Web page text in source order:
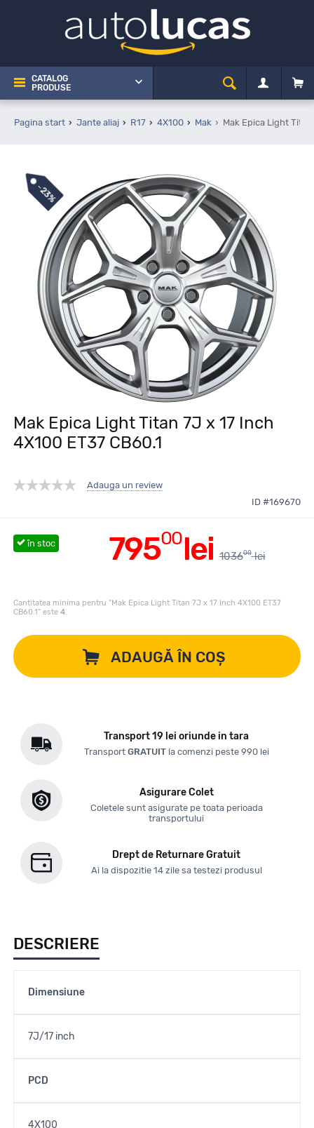
CATALOG
PRODUSE
Pagina start Jante aliaj R17 4X100 Mak Mak Epica Light
-23%
Mak Epica Light Titan 7J x 17 Inch
4X100 ET37 CB60.1
Adauga un review
ID #169670
79500lei 103600 lei
în stoc
Cantitatea minima pentru "Mak Epica Light Titan 7J x 17 Inch 4X100 ET37
CB60.1" este 4.
ADAUGĂ ÎN COȘ
Transport 19 lei oriunde in tara
Transport GRATUITla comenzi peste 990 lei
Asigurare Colet
Coletele sunt asigurate pe toata perioada
transportului
Drept de Returnare Gratuit
Ai la dispozitie 14 zile sa testezi produsul
DESCRIERE
Dimensiune
7J/17 inch
PCD
4X100